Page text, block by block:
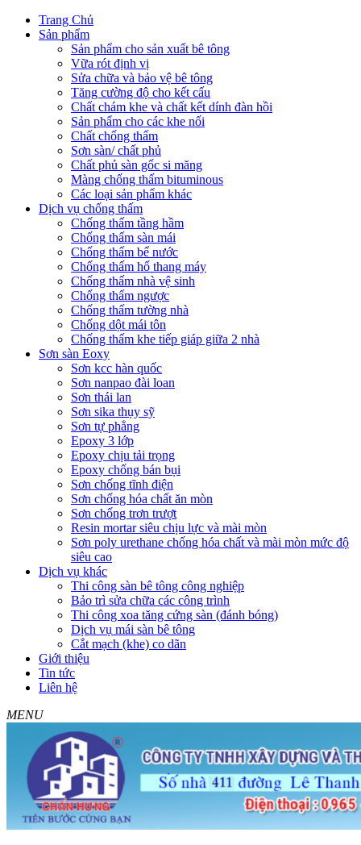
Trang Chủ
Sản phẩm
Sản phẩm cho sản xuất bê tông
Vữa rót định vị
Sửa chữa và bảo vệ bê tông
Tăng cường độ cho kết cấu
Chất chám khe và chất kết dính đàn hồi
Sản phẩm cho các khe nối
Chất chống thấm
Sơn sàn/ chất phủ
Chất phủ sàn gốc si măng
Màng chống thấm bituminous
Các loại sản phẩm khác
Dịch vụ chống thấm
Chống thấm tầng hầm
Chống thấm sàn mái
Chống thấm bể nước
Chống thấm hố thang máy
Chống thấm nhà vệ sinh
Chống thấm ngược
Chống thấm tường nhà
Chống dột mái tôn
Chống thấm khe tiếp giáp giữa 2 nhà
Sơn sàn Eoxy
Sơn kcc hàn quốc
Sơn nanpao đài loan
Sơn thái lan
Sơn sika thụy sỹ
Sơn tự phẳng
Epoxy 3 lớp
Epoxy chịu tải trọng
Epoxy chống bán bụi
Sơn chống tĩnh điện
Sơn chống hóa chất ăn mòn
Sơn chống trơn trượt
Resin mortar siêu chịu lực và mài mòn
Sơn poly urethane chống hóa chất và mài mòn mức độ
siêu cao
Dịch vụ khác
Thi công sàn bê tông công nghiệp
Bảo trì sửa chữa các công trình
Thi công xoa tăng cứng sàn (đánh bóng)
Dịch vụ mái sàn bê tông
Cắt mạch (khe) co dãn
Giới thiệu
Tin tức
Liên hệ
MENU